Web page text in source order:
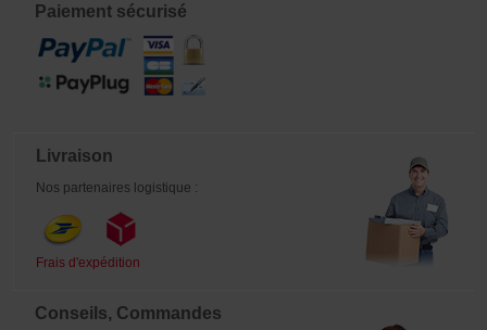
Paiement sécurisé
Livraison
Nos partenaires logistique :
Frais d'expédition
Conseils, Commandes